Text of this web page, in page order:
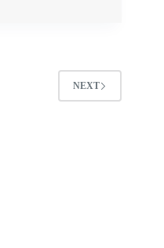
NEXT